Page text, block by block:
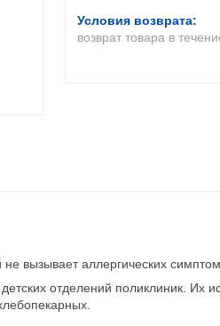
возврат товара в
вызывает аллергических
отделений поликлиник. Их